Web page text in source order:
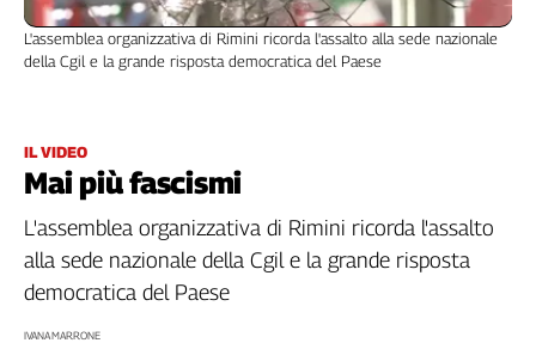
Internazionale
Culture
Filctem
Filt
Fiom
Fisac
Flai
IL VIDEO
Mai più fascismi
L'assemblea organizzativa di Rimini ricorda l'assalto alla sede nazionale
della Cgil e la grande risposta democratica del Paese
L'assemblea organizzativa di Rimini ricorda l'assalto
alla sede nazionale della Cgil e la grande risposta
democratica del Paese
IVANA MARRONE